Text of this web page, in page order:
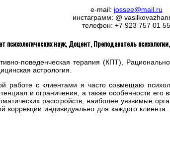
e-mail: jossee@mail.ru
инстаграмм: @
телефон: +7 923 757 01 55
психологических наук, Доцент, Преподаватель
поведенческая терапия (КПТ),
астрология.
работе с клиентами я часто совмещаю
и ограничения, а также особенности
расстройств, наиболее уязвимые
коррекции индивидуально для каждого